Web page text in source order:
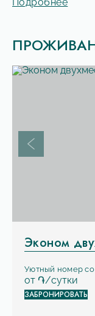
Площадь:
17 мЭконом
Уютный номер
от ֏/сутки
ЗАБРОНИРОВАТЬ
Предыдущий